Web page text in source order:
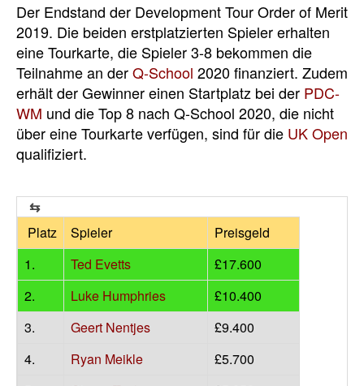
Der Endstand der Development Tour Order of Merit
2019. Die beiden erstplatzierten Spieler erhalten
eine Tourkarte, die Spieler 3-8 bekommen die
Teilnahme an derQ-School 2020 finanziert. Zudem
erhält der Gewinner einen Startplatz bei der PDC-
WM und die Top 8 nach Q-School 2020, die nicht
über eine Tourkarte verfügen, sind für die UK Open
qualifiziert.
Platz Spieler
Preisgeld
1.
Ted Evetts
£17.600
2.
Luke Humphries
£10.400
3.
Geert Nentjes
£9.400
4.
Ryan Meikle
£5.700